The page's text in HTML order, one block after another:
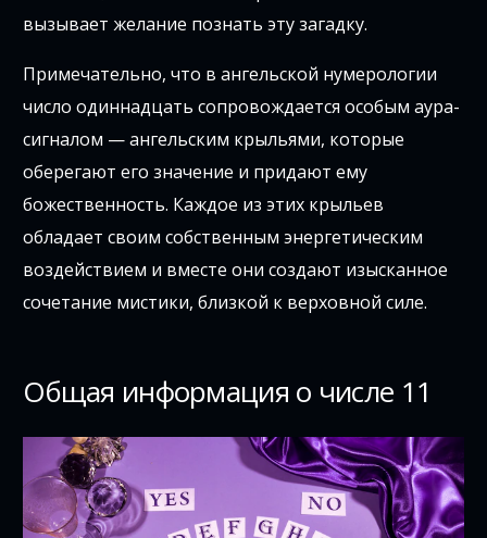
вызывает желание познать эту загадку.
Примечательно, что в ангельской нумерологии
число одиннадцать сопровождается особым аура-
сигналом — ангельским крыльями, которые
оберегают его значение и придают ему
божественность. Каждое из этих крыльев
обладает своим собственным энергетическим
воздействием и вместе они создают изысканное
сочетание мистики, близкой к верховной силе.
Общая информация о числе 11